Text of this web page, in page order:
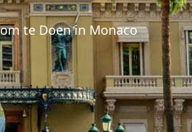
te Doen in Monaco